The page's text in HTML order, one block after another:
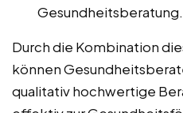
Gesundheitsberatung.
Durch die Kombination
können
qualitativ hochwertige